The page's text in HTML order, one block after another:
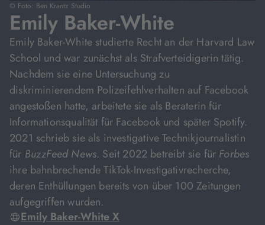
© Foto: Ben Krantz Studio
Emily Baker-White
Emily Baker-White studierte Recht an der Harvard Law
School und war zunächst als Strafverteidigerin tätig.
Nachdem sie eine Untersuchung zu
diskriminierendem Polizeifehlverhalten auf Facebook
angestoßen hatte, arbeitete sie als Beraterin für
Informationsqualität für Facebook und später Spotify.
2021 schrieb sie als investigative Technikjournalistin
für BuzzFeed News. Seit 2022 betreibt sie für Forbes
ihre bahnbrechende TikTok-Investigativrecherche,
deren Enthüllungen bereits von über 100 Zeitungen
aufgegriffen wurden.
Emily Baker-White X